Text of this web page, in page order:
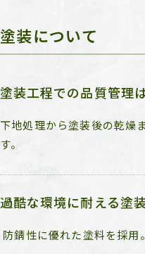
塗装について
塗装工程での品質管理
下地処理から塗装後の乾燥
す。
過酷な環境に耐える塗
防錆性に優れた塗料を採用